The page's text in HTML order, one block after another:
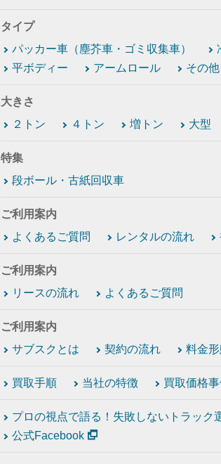
タイプ
パッカー車（塵芥車・ゴミ収集車）
平ボディー
アームロール その他
大きさ
２トン
４トン 増トン 大型
特集
段ボール・古紙回収車
ご利用案内
よくあるご質問
レンタルの流れ
ご利用案内
リースの流れ
よくあるご質問
ご利用案内
サブスクとは
契約の流れ 料金
買取手順 当社の特徴 買取価格事
プロの視点で語る！失敗しないトラック
公式Facebook